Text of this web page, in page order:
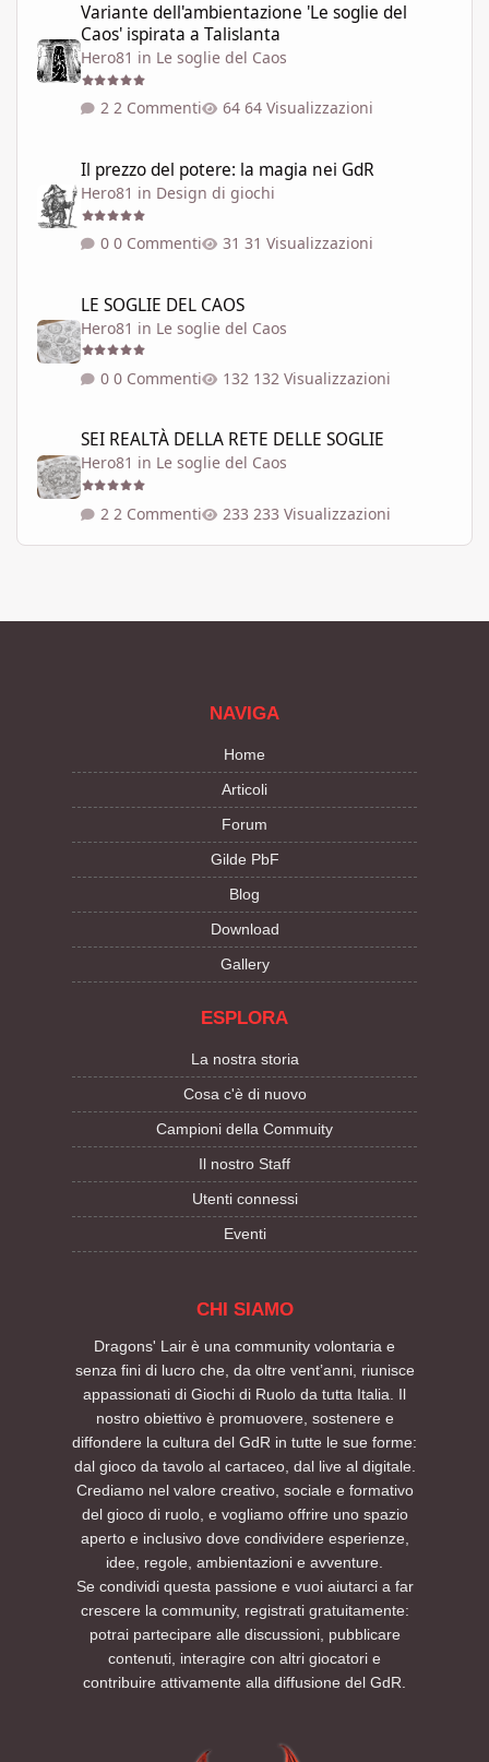
Variante dell'ambientazione 'Le soglie del
Caos' ispirata a Talislanta
Hero81 in Le soglie del Caos
2 Commenti 64 Visualizzazioni
Il prezzo del potere: la magia nei GdR
Hero81 in Design di giochi
0 Commenti 31 Visualizzazioni
LE SOGLIE DEL CAOS
Hero81 in Le soglie del Caos
0 Commenti 132 Visualizzazioni
SEI REALTÀ DELLA RETE DELLE SOGLIE
Hero81 in Le soglie del Caos
2 Commenti 233 Visualizzazioni
NAVIGA
Home
Articoli
Forum
Gilde PbF
Blog
Download
Gallery
ESPLORA
La nostra storia
Cosa c'è di nuovo
Campioni della Commuity
Il nostro Staff
Utenti connessi
Eventi
CHI SIAMO
Dragons' Lair è una community volontaria e
senza fini di lucro che, da oltre vent’anni, riunisce
appassionati di Giochi di Ruolo da tutta Italia. Il
nostro obiettivo è promuovere, sostenere e
diffondere la cultura del GdR in tutte le sue forme:
dal gioco da tavolo al cartaceo, dal live al digitale.
Crediamo nel valore creativo, sociale e formativo
del gioco di ruolo, e vogliamo offrire uno spazio
aperto e inclusivo dove condividere esperienze,
idee, regole, ambientazioni e avventure.
Se condividi questa passione e vuoi aiutarci a far
crescere la community, registrati gratuitamente:
potrai partecipare alle discussioni, pubblicare
contenuti, interagire con altri giocatori e
contribuire attivamente alla diffusione del GdR.